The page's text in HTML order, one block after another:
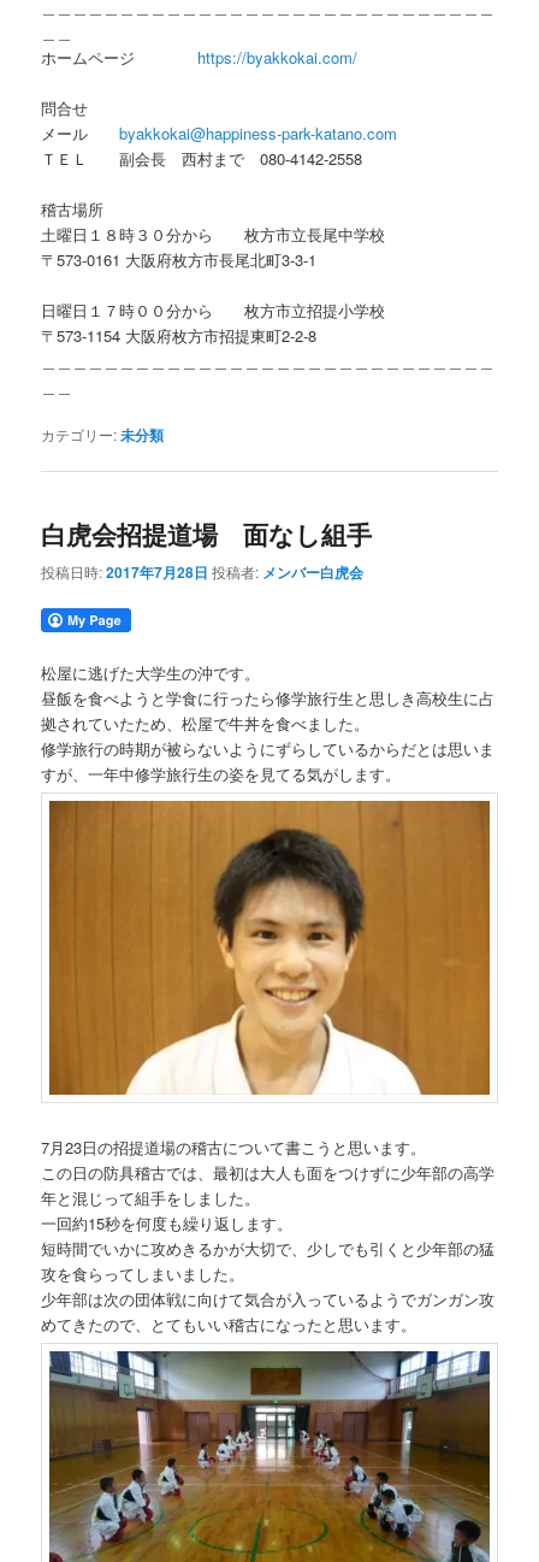
ホームページ https://byakkokai.com/
問合せ
メールbyakkokai@happiness-park-katano.com
ＴＥＬ 副会長 西村まで 080-4142-2558
稽古場所
土曜日１８時３０分から 枚方市立長尾中学校
〒573-0161 大阪府枚方市長尾北町3-3-1
日曜日１７時００分から 枚方市立招提小学校
〒573-1154 大阪府枚方市招提東町2-2-8
カテゴリー:未分類
白虎会招提道場 面なし組手
投稿日時:2017年7月28日 投稿者: メンバー白虎会
松屋に逃げた大学生の沖です。
昼飯を食べようと学食に行ったら修学旅行生と思しき高校生に占
拠されていたため、松屋で牛丼を食べました。
修学旅行の時期が被らないようにずらしているからだとは思いま
すが、一年中修学旅行生の姿を見てる気がします。
7月23日の招提道場の稽古について書こうと思います。
この日の防具稽古では、最初は大人も面をつけずに少年部の高学
年と混じって組手をしました。
一回約15秒を何度も繰り返します。
短時間でいかに攻めきるかが大切で、少しでも引くと少年部の猛
攻を食らってしまいました。
少年部は次の団体戦に向けて気合が入っているようでガンガン攻
めてきたので、とてもいい稽古になったと思います。